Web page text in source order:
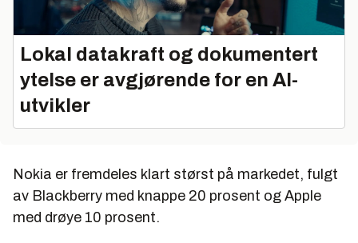
Lokal datakraft og dokumentert
ytelse er avgjørende for en AI-
utvikler
Nokia er fremdeles klart størst på markedet, fulgt
av Blackberry med knappe 20 prosent og Apple
med drøye 10 prosent.